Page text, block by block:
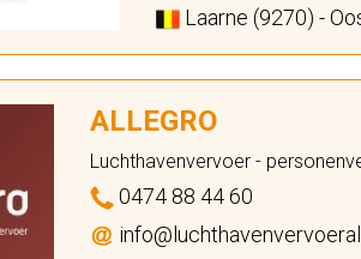
Laarne (9270) -
ALLEGRO
Luchthavenvervoer -
0474 88 44 60